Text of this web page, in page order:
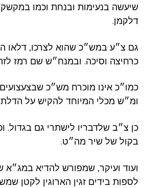
שיעשה בנעימות ובנחת וכמו
דלקמן.
גם צ״ע במש״כ שהוא לצרכו, דלאו
כרחיצה וסיכה. ובמנח״ש שם רמז
כמו״כ אינו מוכרח מש״כ שבצעצועים
ומ״ש מכלי המיוחד להקיש על
כן צ״ב שלדבריו לישתרי גם בגדול.
בקול של שיר מה״ט.
ועוד ועיקר, שמפורש להדיא
לספות בידים זגין הארוגין לקטן